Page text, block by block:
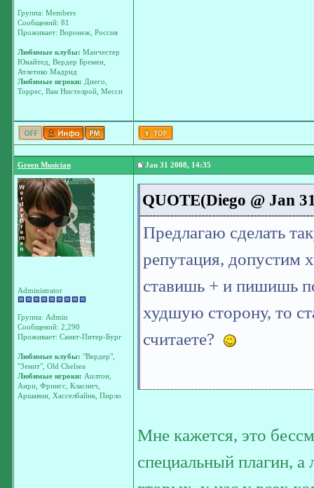
Группа: Members
Сообщений: 81
Проживает: Воронеж, Россия
Любимые клубы: Манчестер
Юнайтед, Вердер Бремен,
Атлетико Мадрид
Любимые игроки: Диего,
Торрес, Ван Нистелрой, Месси
Green Musician Jan 31 2008, 14:35
Administrator
Группа: Admin
Сообщений: 2,290
Проживает: Санкт-Питер-Бург
Любимые клубы: "Вердер",
"Зенит", Old Chelsea
Любимые игроки: Аилтон,
Анри, Фрингс, Класнич,
Аршавин, Хасселбайнк, Пирло
QUOTE(Diego @ Jan
Предлагаю сделать
репутация, допустим
ставишь + и пишишь
худшую сторону, то
считаете?
Мне кажется, это
специальный плагин,